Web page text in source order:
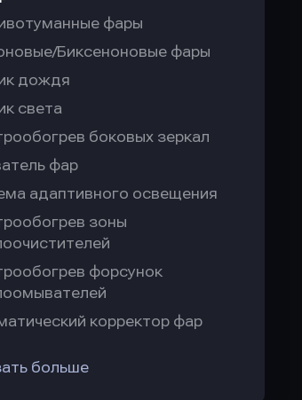
фары
Биксеноновые фары
дождя
света
боковых зеркал
фар
адаптивного освещения
зоны
форсунок
корректор фар
больше